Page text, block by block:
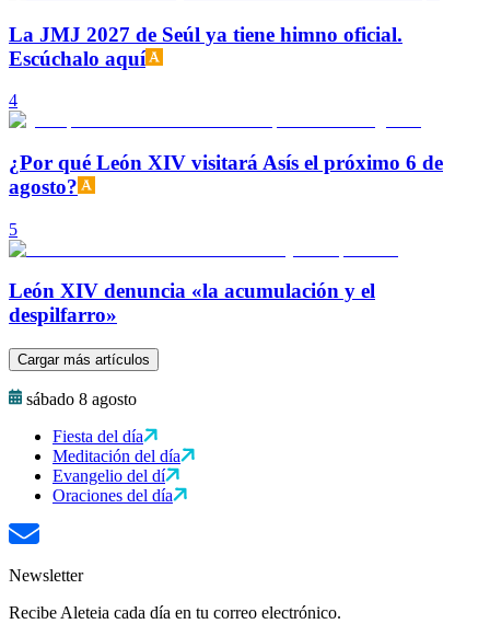
La JMJ 2027 de Seúl ya tiene himno oficial.
Escúchalo aquí
4
¿Por qué León XIV visitará Asís el próximo 6 de
agosto?
5
León XIV denuncia «la acumulación y el
despilfarro»
Cargar más artículos
sábado 8 agosto
Fiesta del día
Meditación del día
Evangelio del dí
Oraciones del día
Newsletter
Recibe Aleteia cada día en tu correo electrónico.